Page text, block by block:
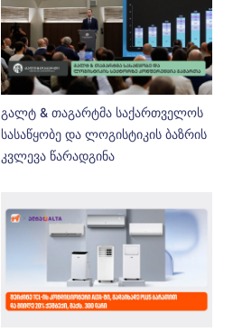
გალტ & თაგარტმა საქართველოს
სასაწყობე და ლოგისტიკის ბაზრის
კვლევა წარადგინა